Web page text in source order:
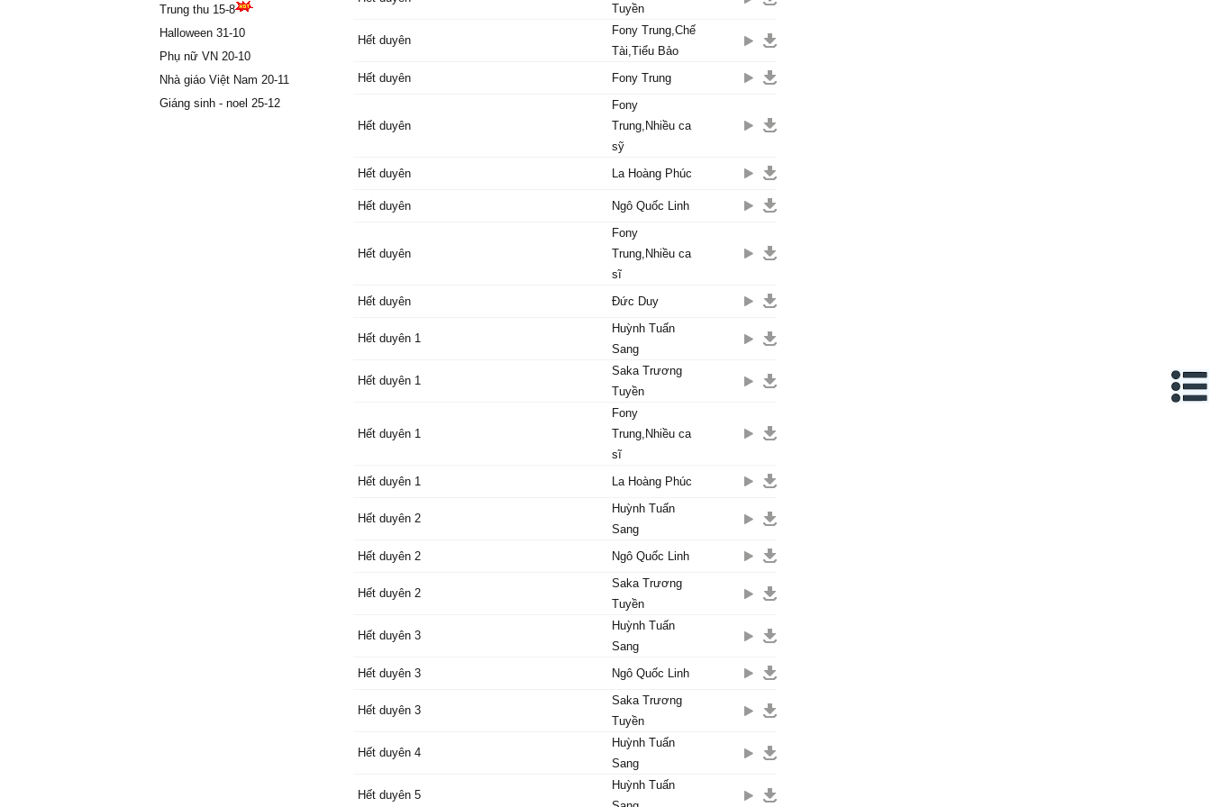
Trung thu 15-8
Halloween 31-10
Phụ nữ VN 20-10
Nhà giáo Việt Nam 20-11
Giáng sinh - noel 25-12
ở bên nhɑu.
rồi, nên em đành xɑ thôi
Tuyền
Hết duyên
Fony Trung,Chế
Tài,Tiểu Bảo
Hết duyên
Fony Trung
Hết duyên
Fony
Trung,Nhiều ca
sỹ
Hết duyên
La Hoàng Phúc
Hết duyên Ngô Quốc Linh
Hết duyên
Fony
Trung,Nhiều ca
sĩ
Hết duyên
Đức Duy
Hết duyên 1
Huỳnh Tuấn
Sang
Hết duyên 1
Saka Trương
Tuyền
Hết duyên 1
Fony
Trung,Nhiều ca
sĩ
Hết duyên 1
La Hoàng Phúc
Hết duyên 2
Huỳnh Tuấn
Sang
Hết duyên 2
Ngô Quốc Linh
Hết duyên 2
Saka Trương
Tuyền
Hết duyên 3
Huỳnh Tuấn
Sang
Hết duyên 3
Ngô Quốc Linh
Hết duyên 3
Saka Trương
Tuyền
Hết duyên 4
Huỳnh Tuấn
Sang
Hết duyên 5
Huỳnh Tuấn